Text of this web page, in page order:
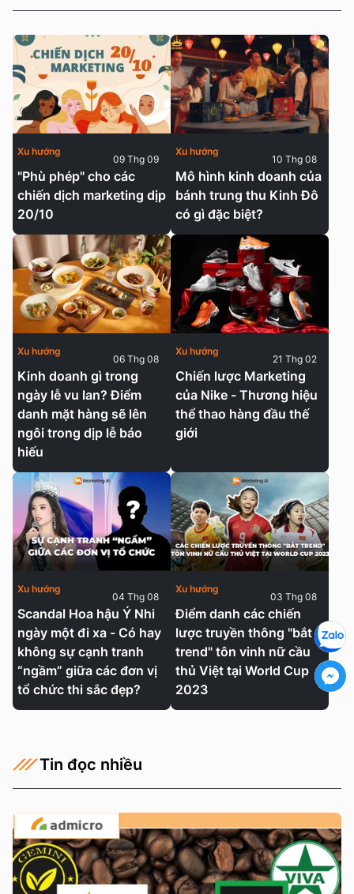
"Phù phép" cho các
chiến dịch marketing dịp
20/10
Xu hướng
09 Thg 09
Mô hình kinh doanh của
bánh trung thu Kinh Đô
có gì đặc biệt?
Xu hướng
10 Thg 08
Kinh doanh gì trong
ngày lễ vu lan? Điểm
danh mặt hàng sẽ lên
ngôi trong dịp lễ báo
hiếu
Xu hướng
06 Thg 08
Chiến lược Marketing
của Nike - Thương hiệu
thể thao hàng đầu thế
giới
Xu hướng
21 Thg 02
Scandal Hoa hậu Ý Nhi
ngày một đi xa - Có hay
không sự cạnh tranh
“ngầm” giữa các đơn vị
tổ chức thi sắc đẹp?
Xu hướng
04 Thg 08
Điểm danh các chiến
lược truyền thông "bắt
trend" tôn vinh nữ cầu
thủ Việt tại World Cup
2023
Xu hướng
03 Thg 08
Tin đọc nhiều